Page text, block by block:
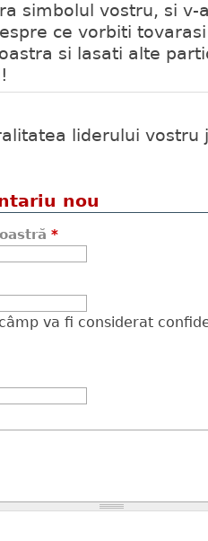
simbolul vostru, si v-
ce vorbiti
si lasati alte
liderului vostru
nou
*
va fi considerat